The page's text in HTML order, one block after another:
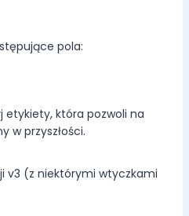
pola:
etykiety, która pozwoli na
w przyszłości.
v3 (z niektórymi wtyczkami